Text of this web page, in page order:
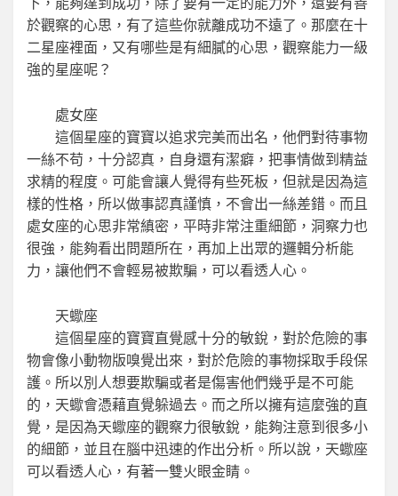
於觀察的心思，有了這些你就離成功不遠了。那麼在十
二星座裡面，又有哪些是有細膩的心思，觀察能力一級
強的星座呢？
處女座
這個星座的寶寶以追求完美而出名，他們對待事物
一絲不苟，十分認真，自身還有潔癖，把事情做到精益
求精的程度。可能會讓人覺得有些死板，但就是因為這
樣的性格，所以做事認真謹慎，不會出一絲差錯。而且
處女座的心思非常縝密，平時非常注重細節，洞察力也
很強，能夠看出問題所在，再加上出眾的邏輯分析能
力，讓他們不會輕易被欺騙，可以看透人心。
天蠍座
這個星座的寶寶直覺感十分的敏銳，對於危險的事
物會像小動物版嗅覺出來，對於危險的事物採取手段保
護。所以別人想要欺騙或者是傷害他們幾乎是不可能
的，天蠍會憑藉直覺躲過去。而之所以擁有這麼強的直
覺，是因為天蠍座的觀察力很敏銳，能夠注意到很多小
的細節，並且在腦中迅速的作出分析。所以說，天蠍座
可以看透人心，有著一雙火眼金睛。